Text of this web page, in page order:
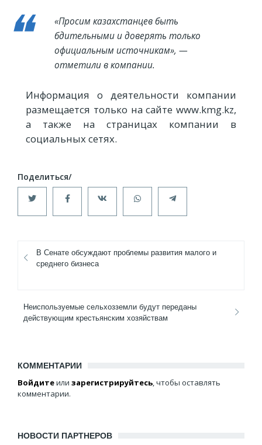
«Просим казахстанцев быть
бдительными и доверять только
официальным источникам», —
отметили в компании.
Информация о деятельности компании
размещается только на сайте www.kmg.kz,
а также на страницах компании в
социальных сетях.
В Сенате обсуждают проблемы развития малого и
среднего бизнеса
Неиспользуемые сельхозземли будут переданы
действующим крестьянским хозяйствам
КОММЕНТАРИИ
Войдитеили зарегистрируйтесь, чтобы оставлять
комментарии.
НОВОСТИ ПАРТНЕРОВ